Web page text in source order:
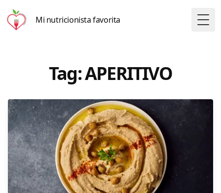
Mi nutricionista favorita
Tag: APERITIVO